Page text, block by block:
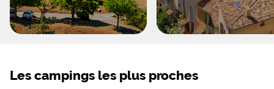
lingerie et un service de location de canoës pour le lac
d'Esparron. Vous resterez connecté à vos réseaux
sociaux favoris grâce à la couverture wifi du camping.
l'immanquable canyon : Les Gorges du Verdon peuvent
Les campings les plus proches